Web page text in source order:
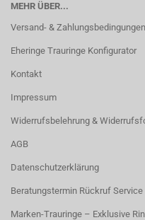
MEHR ÜBER...
Versand- & Zahlungsbedingungen
Eheringe Trauringe Konfigurator
Kontakt
Impressum
Widerrufsbelehrung &
AGB
Datenschutzerklärung
Beratungstermin Rückruf Service
Marken-Trauringe – Exklusive